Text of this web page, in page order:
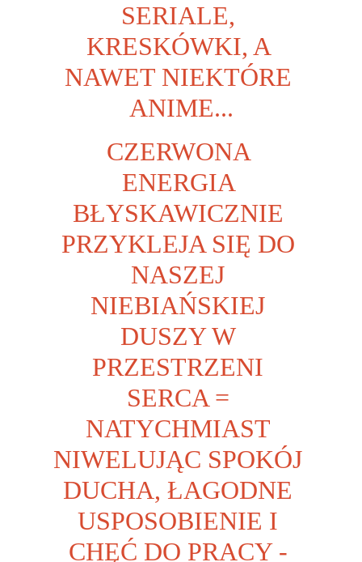
SERIALE,
KRESKÓWKI, A
NAWET NIEKTÓRE
ANIME...
CZERWONA
ENERGIA
BŁYSKAWICZNIE
PRZYKLEJA SIĘ DO
NASZEJ
NIEBIAŃSKIEJ
DUSZY W
PRZESTRZENI
SERCA =
NATYCHMIAST
NIWELUJĄC SPOKÓJ
DUCHA, ŁAGODNE
USPOSOBIENIE I
CHĘĆ DO PRACY -